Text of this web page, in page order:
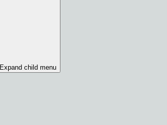
Expand child menu